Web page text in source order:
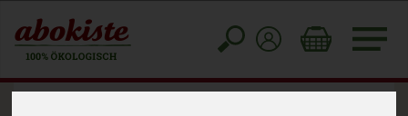
Toggle
cart